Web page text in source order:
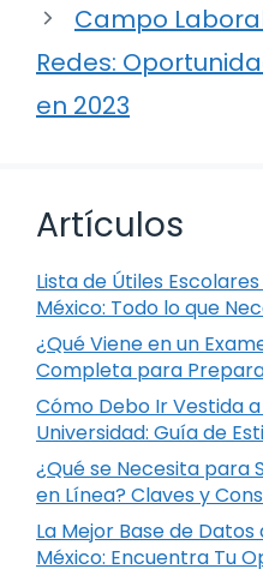
Campo
Redes:
en 2023
Artículos
Lista de Útiles
México: Todo lo que
¿Qué Viene en un
Completa para
Cómo Debo Ir Vestida
Universidad: Guía de
¿Qué se Necesita para
en Línea? Claves y
La Mejor Base de
México: Encuentra Tu